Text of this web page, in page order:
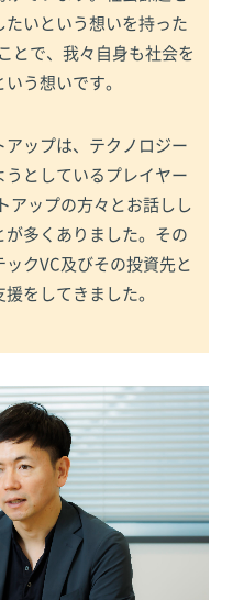
いという想いを持った
とで、我々自身も社会を
う想いです。
ップは、テクノロジー
としているプレイヤー
アップの方々とお話しし
多くありました。その
クVC及びその投資先と
をしてきました。